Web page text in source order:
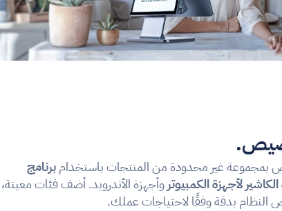
غير محدودة من المنتجات باستخدام
بدقة وفقًا لاحتياجات عملك.